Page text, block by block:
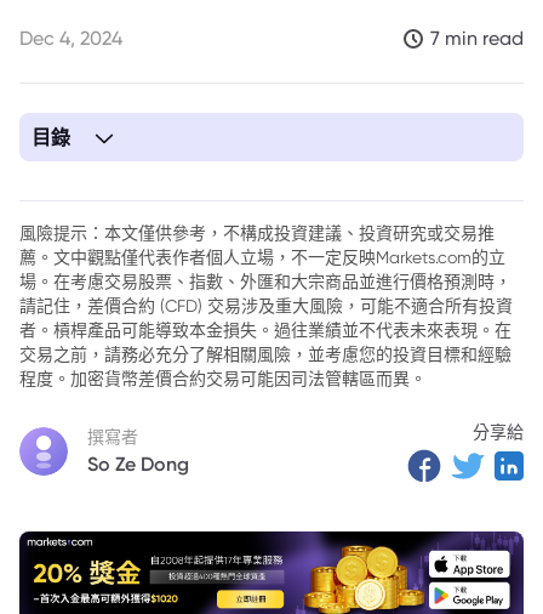
Dec 4, 2024 7 min read
目錄
3. 匯率為什麽會變動？
4. 匯率波動對投資的影響
5. 如何應對匯率波動風險？
6. 為什麽選擇markets.com進行外匯交易？
7. 總結
風險提示：本文僅供參考，不構成投資建議、投資研究或交易推
薦。文中觀點僅代表作者個人立場，不一定反映Markets.com的立
場。在考慮交易股票、指數、外匯和大宗商品並進行價格預測時，
請記住，差價合約 (CFD) 交易涉及重大風險，可能不適合所有投資
者。槓桿產品可能導致本金損失。過往業績並不代表未來表現。在
交易之前，請務必充分了解相關風險，並考慮您的投資目標和經驗
程度。加密貨幣差價合約交易可能因司法管轄區而異。
撰寫者
So Ze Dong
分享給